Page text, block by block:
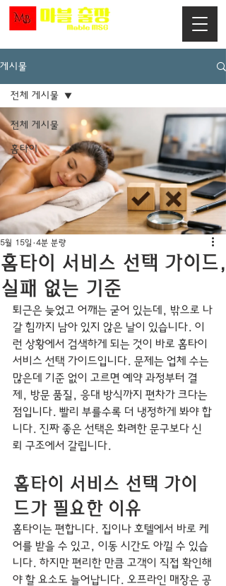
게시물
전체 게시물
홈타이
전체 게시물
홈타이 서비스 선택 가이드,
실패 없는 기준
5월 15일 4분 분량
퇴근은 늦었고 어깨는 굳어 있는데, 밖으로 나
갈 힘까지 남아 있지 않은 날이 있습니다. 이
런 상황에서 검색하게 되는 것이 바로 홈타이
서비스 선택 가이드입니다. 문제는 업체 수는
많은데 기준 없이 고르면 예약 과정부터 결
제, 방문 품질, 응대 방식까지 편차가 크다는
점입니다. 빨리 부를수록 더 냉정하게 봐야 합
니다. 진짜 좋은 선택은 화려한 문구보다 신
뢰 구조에서 갈립니다.
홈타이 서비스 선택 가이
드가 필요한 이유
홈타이는 편합니다. 집이나 호텔에서 바로 케
어를 받을 수 있고, 이동 시간도 아낄 수 있습
니다. 하지만 편리한 만큼 고객이 직접 확인해
야 할 요소도 늘어납니다. 오프라인 매장은 공